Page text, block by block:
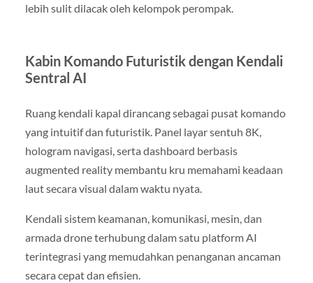
lebih sulit dilacak oleh kelompok perompak.
Kabin Komando Futuristik dengan Kendali
Sentral AI
Ruang kendali kapal dirancang sebagai pusat komando
yang intuitif dan futuristik. Panel layar sentuh 8K,
hologram navigasi, serta dashboard berbasis
augmented reality membantu kru memahami keadaan
laut secara visual dalam waktu nyata.
Kendali sistem keamanan, komunikasi, mesin, dan
armada drone terhubung dalam satu platform AI
terintegrasi yang memudahkan penanganan ancaman
secara cepat dan efisien.